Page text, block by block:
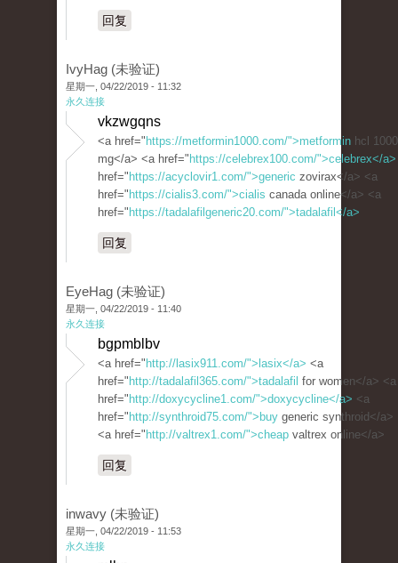
回复
IvyHag (未验证)
星期一, 04/22/2019 - 11:32
永久连接
vkzwgqns
<a href=" https://metformin1000.com/">metformin hcl 1000
mg</a> <a href=" https://celebrex100.com/">celebrex</a>
href=" https://acyclovir1.com/">generic zovirax</a> <a
href=" https://cialis3.com/">cialis canada online</a> <a
href=" https://tadalafilgeneric20.com/">tadalafil</a>
回复
EyeHag (未验证)
星期一, 04/22/2019 - 11:40
永久连接
bgpmblbv
<a href=" http://lasix911.com/">lasix</a> <a
href=" http://tadalafil365.com/">tadalafil for women</a> <a
href=" http://doxycycline1.com/">doxycycline</a> <a
href=" http://synthroid75.com/">buy generic synthroid</a>
<a href=" http://valtrex1.com/">cheap valtrex online</a>
回复
inwavy (未验证)
星期一, 04/22/2019 - 11:53
永久连接